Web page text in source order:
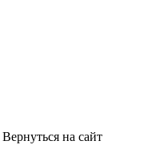
Вернуться на сайт